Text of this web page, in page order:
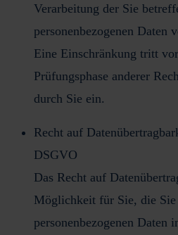
Verarbeitung der Sie
personenbezogenen Daten
Eine Einschränkung tritt
Prüfungsphase anderer
durch Sie ein.
Recht auf
DSGVO
Das Recht auf
Möglichkeit für Sie, die Sie
personenbezogenen Daten